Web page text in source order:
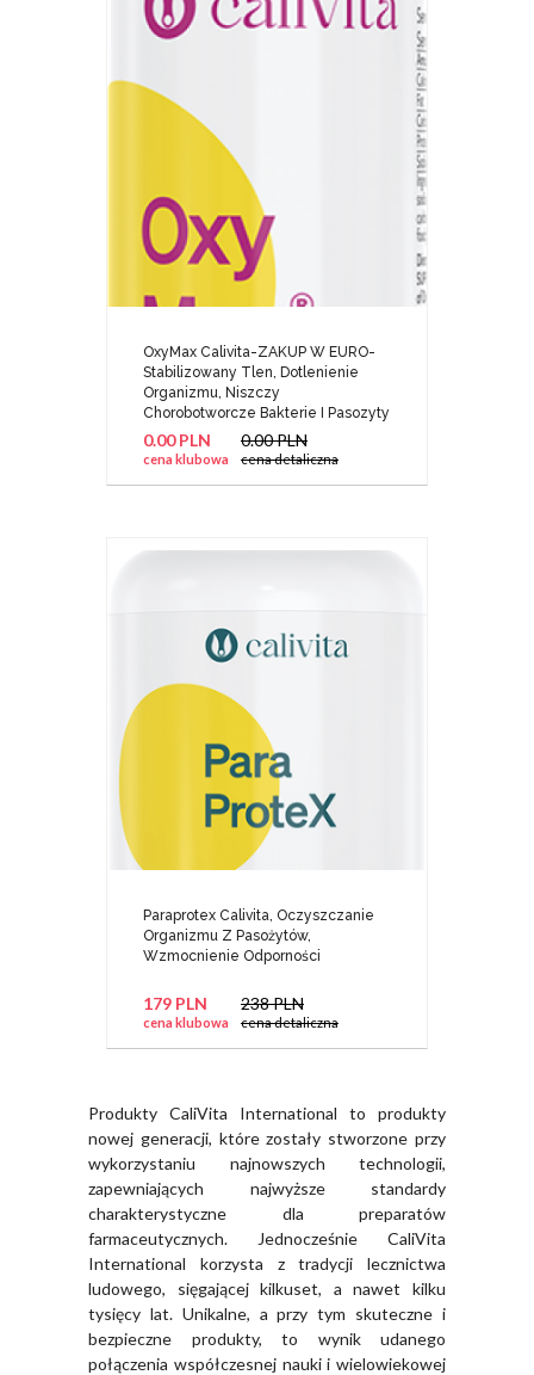
OxyMax Calivita-ZAKUP W EURO-
Stabilizowany Tlen, Dotlenienie
Organizmu, Niszczy
Chorobotworcze Bakterie I Pasozyty
0.00 PLN
cena klubowa
0.00 PLN
cena detaliczna
Paraprotex Calivita, Oczyszczanie
Organizmu Z Pasożytów,
Wzmocnienie Odporności
179 PLN
cena klubowa
238 PLN
cena detaliczna
Produkty CaliVita International to produkty
nowej generacji, które zostały stworzone przy
wykorzystaniu najnowszych technologii,
zapewniających najwyższe standardy
charakterystyczne dla preparatów
farmaceutycznych. Jednocześnie CaliVita
International korzysta z tradycji lecznictwa
ludowego, sięgającej kilkuset, a nawet kilku
tysięcy lat. Unikalne, a przy tym skuteczne i
bezpieczne produkty, to wynik udanego
połączenia współczesnej nauki i wielowiekowej